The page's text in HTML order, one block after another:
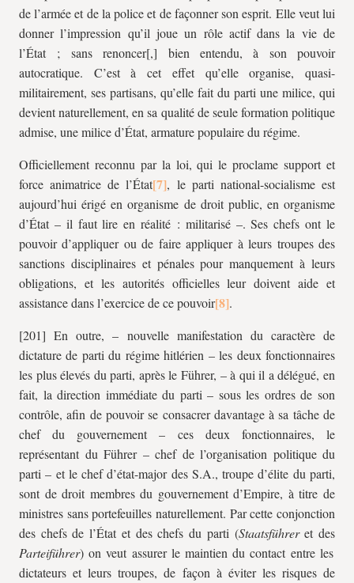
de l’armée et de la police et de façonner son esprit. Elle veut lui
donner l’impression qu’il joue un rôle actif dans la vie de
l’État ; sans renoncer[,] bien entendu, à son pouvoir
autocratique. C’est à cet effet qu’elle organise, quasi-
militairement, ses partisans, qu’elle fait du parti une milice, qui
devient naturellement, en sa qualité de seule formation politique
admise, une milice d’État, armature populaire du régime.
Officiellement reconnu par la loi, qui le proclame support et
force animatrice de l’État
, le parti national-socialisme est
aujourd’hui érigé en organisme de droit public, en organisme
d’État – il faut lire en réalité : militarisé –. Ses chefs ont le
pouvoir d’appliquer ou de faire appliquer à leurs troupes des
sanctions disciplinaires et pénales pour manquement à leurs
obligations, et les autorités officielles leur doivent aide et
assistance dans l’exercice de ce pouvoir
.
[201] En outre, – nouvelle manifestation du caractère de
dictature de parti du régime hitlérien – les deux fonctionnaires
les plus élevés du parti, après le Führer, – à qui il a délégué, en
fait, la direction immédiate du parti – sous les ordres de son
contrôle, afin de pouvoir se consacrer davantage à sa tâche de
chef du gouvernement – ces deux fonctionnaires, le
représentant du Führer – chef de l’organisation politique du
parti – et le chef d’état-major des S.A., troupe d’élite du parti,
sont de droit membres du gouvernement d’Empire, à titre de
ministres sans portefeuilles naturellement. Par cette conjonction
des chefs de l’État et des chefs du parti (Staatsführeret des
Parteiführer) on veut assurer le maintien du contact entre les
dictateurs et leurs troupes, de façon à éviter les risques de